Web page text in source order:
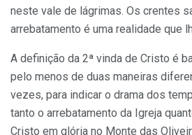
neste vale de lágrimas. Os crentes
arrebatamento é uma realidade que
A definição da 2ª vinda de Cristo é
pelo menos de duas maneiras
vezes, para indicar o drama dos
tanto o arrebatamento da Igreja
Cristo em glória no Monte das